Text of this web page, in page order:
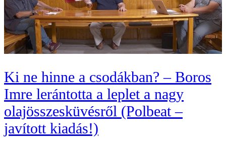
Ki ne hinne a csodákban? – Boros
Imre lerántotta a leplet a nagy
olajösszesküvésről (Polbeat –
javított kiadás!)